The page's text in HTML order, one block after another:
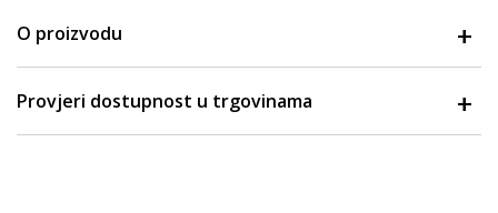
O proizvodu
Provjeri dostupnost u trgovinama